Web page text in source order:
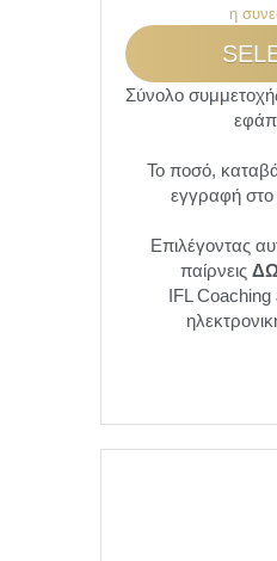
η
Σύνολο
Το ποσό,
εγγραφή
Επιλέγοντας
παίρνεις
IFL Coaching